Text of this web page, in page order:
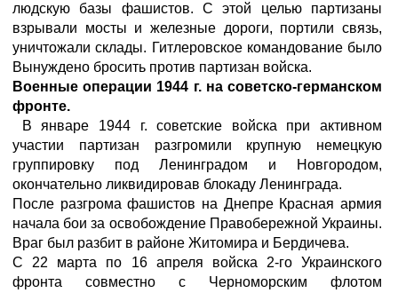
людскую базы фашистов. С этой целью партизаны
взрывали мосты и железные дороги, портили связь,
уничтожали склады. Гитлеровское командование было
Вынуждено бросить против партизан войска.
Военные операции 1944 г. на советско-германском
фронте.
В январе 1944 г. советские войска при активном
участии партизан разгромили крупную немецкую
группировку под Ленинградом и Новгородом,
окончательно ликвидировав блокаду Ленинграда.
После разгрома фашистов на Днепре Красная армия
начала бои за освобождение Правобережной Украины.
Враг был разбит в районе Житомира и Бердичева.
С 22 марта по 16 апреля войска 2-го Украинского
фронта совместно с Черноморским флотом